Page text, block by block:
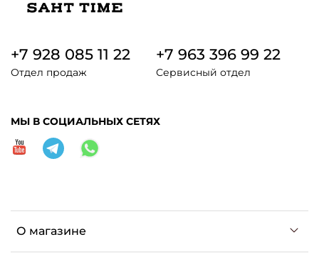
О магазине
+7 928 085 11 22
Отдел продаж
+7 963 396 99 22
Сервисный отдел
МЫ В СОЦИАЛЬНЫХ СЕТЯХ